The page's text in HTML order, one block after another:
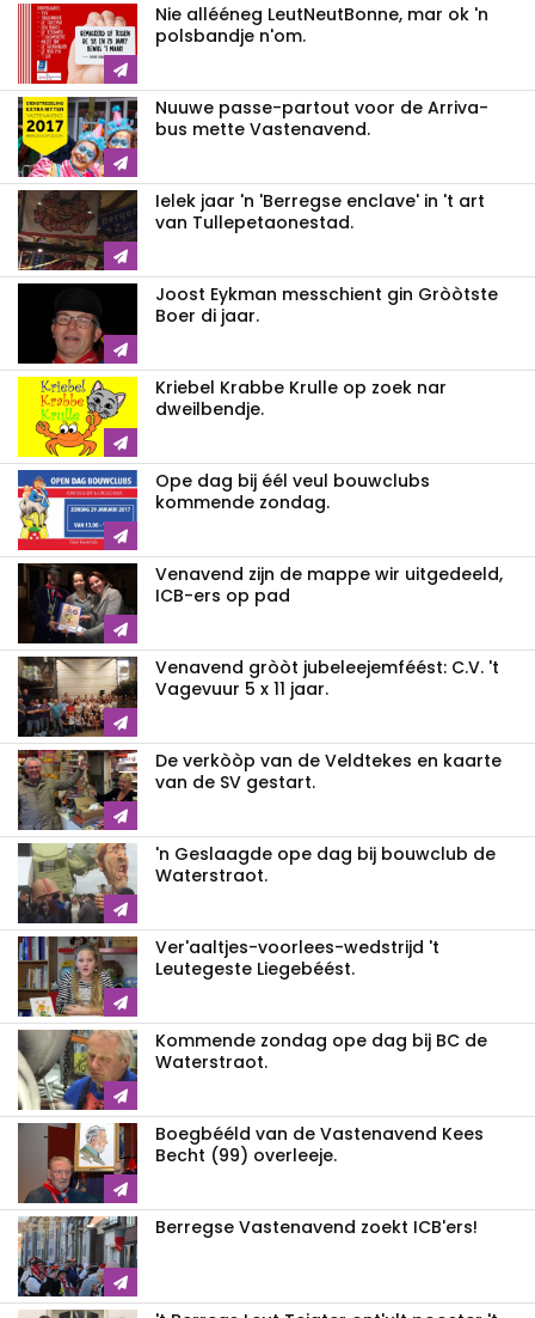
Nie allééneg LeutNeutBonne, mar ok 'n
polsbandje n'om.
Nuuwe passe-partout voor de Arriva-
bus mette Vastenavend.
Ielek jaar 'n 'Berregse enclave' in 't art
van Tullepetaonestad.
Joost Eykman messchient gin Gròòtste
Boer di jaar.
Kriebel Krabbe Krulle op zoek nar
dweilbendje.
Ope dag bij éél veul bouwclubs
kommende zondag.
Venavend zijn de mappe wir uitgedeeld,
ICB-ers op pad
Venavend gròòt jubeleejemféést: C.V. 't
Vagevuur 5 x 11 jaar.
De verkòòp van de Veldtekes en kaarte
van de SV gestart.
'n Geslaagde ope dag bij bouwclub de
Waterstraot.
Ver'aaltjes-voorlees-wedstrijd 't
Leutegeste Liegebéést.
Kommende zondag ope dag bij BC de
Waterstraot.
Boegbééld van de Vastenavend Kees
Becht (99) overleeje.
Berregse Vastenavend zoekt ICB'ers!